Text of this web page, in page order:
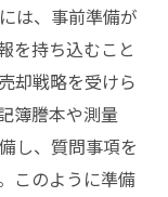
は、事前準備が
を持ち込むこと
却戦略を受けら
簿謄本や測量
し、質問事項を
このように準備